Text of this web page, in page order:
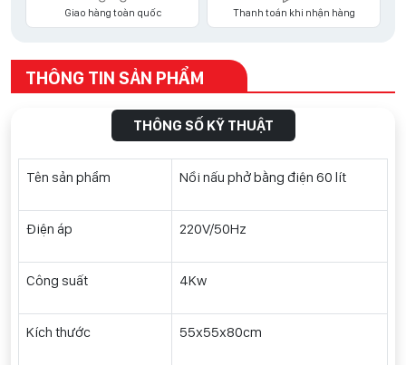
Giao hàng toàn quốc Thanh toán khi nhận hàng
THÔNG TIN SẢN PHẨM
THÔNG SỐ KỸ THUẬT
Tên sản phẩm Nồi nấu phở bằng điện 60 lít
Điện áp 220V/50Hz
Công suất 4Kw
Kích thước 55x55x80cm